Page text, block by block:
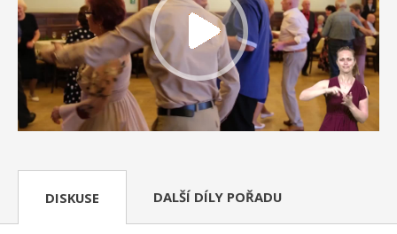
DISKUSE DALŠÍ DÍLY POŘADU